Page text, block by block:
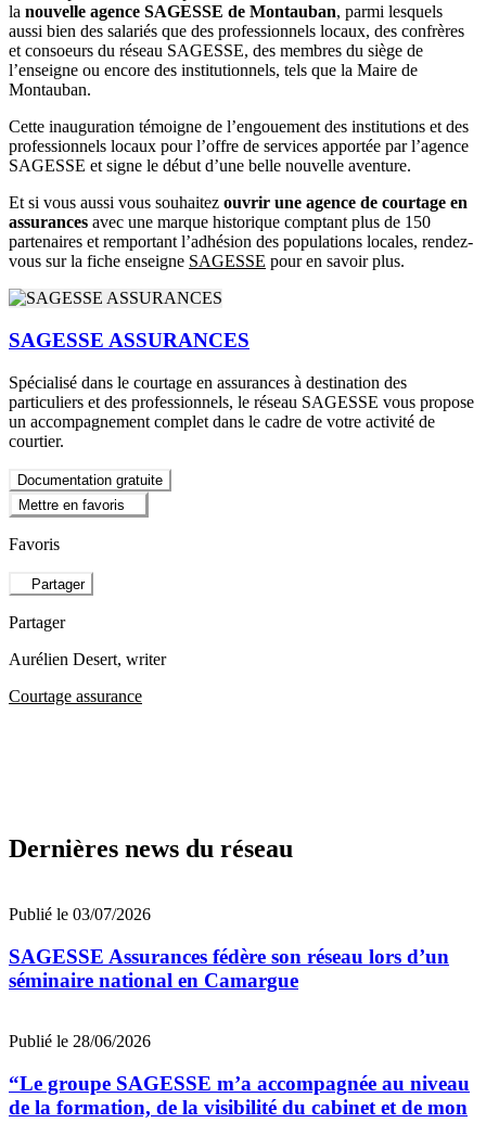
la nouvelle agence SAGESSE de Montauban, parmi lesquels
aussi bien des salariés que des professionnels locaux, des confrères
et consoeurs du réseau SAGESSE, des membres du siège de
l’enseigne ou encore des institutionnels, tels que la Maire de
Montauban.
Cette inauguration témoigne de l’engouement des institutions et des
professionnels locaux pour l’offre de services apportée par l’agence
SAGESSE et signe le début d’une belle nouvelle aventure.
Et si vous aussi vous souhaitez ouvrir une agence de courtage en
assurances avec une marque historique comptant plus de 150
partenaires et remportant l’adhésion des populations locales, rendez-
vous sur la fiche enseigne SAGESSE pour en savoir plus.
SAGESSE ASSURANCES
Spécialisé dans le courtage en assurances à destination des
particuliers et des professionnels, le réseau SAGESSE vous propose
un accompagnement complet dans le cadre de votre activité de
courtier.
Documentation gratuite
Mettre en favoris
Favoris
Partager
Partager
Aurélien Desert, writer
Courtage assurance
Dernières news du réseau
Publié le 03/07/2026
SAGESSE Assurances fédère son réseau lors d’un
séminaire national en Camargue
Publié le 28/06/2026
“Le groupe SAGESSE m’a accompagnée au niveau
de la formation, de la visibilité du cabinet et de mon